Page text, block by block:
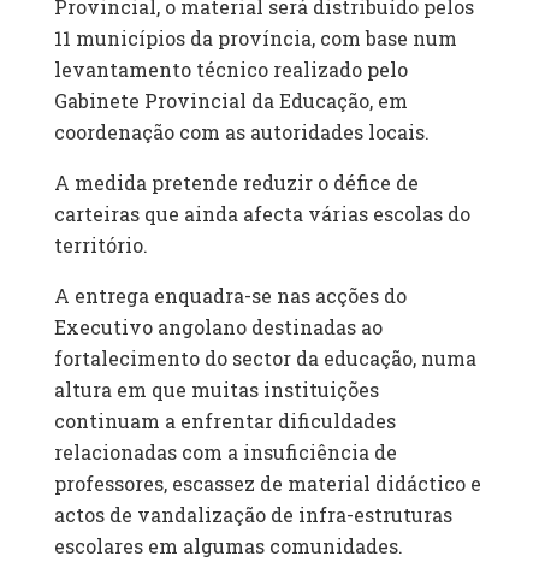
Provincial, o material será distribuído pelos
11 municípios da província, com base num
levantamento técnico realizado pelo
Gabinete Provincial da Educação, em
coordenação com as autoridades locais.
A medida pretende reduzir o défice de
carteiras que ainda afecta várias escolas do
território.
A entrega enquadra-se nas acções do
Executivo angolano destinadas ao
fortalecimento do sector da educação, numa
altura em que muitas instituições
continuam a enfrentar dificuldades
relacionadas com a insuficiência de
professores, escassez de material didáctico e
actos de vandalização de infra-estruturas
escolares em algumas comunidades.